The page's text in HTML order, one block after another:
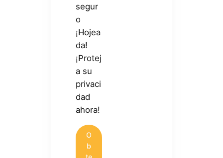
segur
o
¡Hojea
da!
¡Protej
a su
privaci
dad
ahora!
O
b